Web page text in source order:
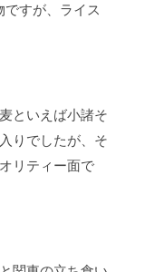
ですが、ライス
といえば小諸そ
りでしたが、そ
リティー面で